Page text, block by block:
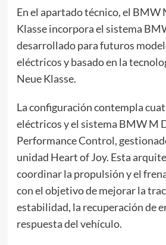
En el apartado técnico, el BMW
Klasse incorpora el sistema
desarrollado para futuros
eléctricos y basado en la
Neue Klasse.
La configuración contempla
eléctricos y el sistema BMW M
Performance Control,
unidad Heart of Joy. Esta
coordinar la propulsión y el
con el objetivo de mejorar la
estabilidad, la recuperación de
respuesta del vehículo.